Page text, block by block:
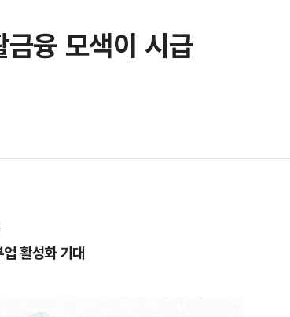
융 모색이 시급
활성화 기대